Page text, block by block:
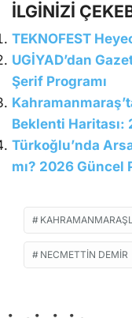
İLGİNİZİ
TEKNOFEST
UGİYAD’dan
Şerif Programı
Beklenti Haritası:
Türkoğlu’nda
mı? 2026 Güncel
NECMETTIN DEMIR